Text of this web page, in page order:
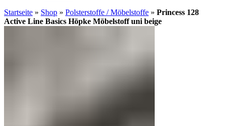
Startseite » Shop » Polsterstoffe / Möbelstoffe » Princess 128
Active Line Basics Höpke Möbelstoff uni beige